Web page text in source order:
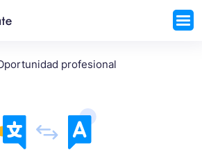
profesional